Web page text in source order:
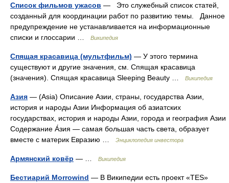
Список фильмов ужасов — Это служебный список статей,
созданный для координации работ по развитию темы. Данное
предупреждение не устанавливается на информационные
списки и глоссарии …
Википедия
Спящая красавица (мультфильм) — У этого термина
существуют и другие значения, см. Спящая красавица
(значения). Спящая красавица Sleeping Beauty …
Википедия
Азия — (Asia) Описание Азии, страны, государства Азии,
история и народы Азии Информация об азиатских
государствах, история и народы Азии, города и география Азии
Содержание А́зия — самая большая часть света, образует
вместе с материк Евразию …
Энциклопедия инвестора
Армянский ковёр — … Википедия
Бестиарий Morrowind — В Википедии есть проект «TES»